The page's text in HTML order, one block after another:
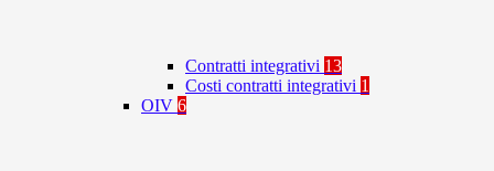
Contratti integrativi 13
Costi contratti integrativi 1
OIV 6